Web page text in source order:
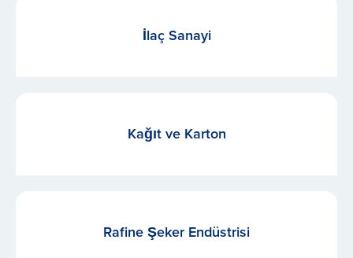
İlaç Sanayi
Kağıt ve Karton
Rafine Şeker Endüstrisi